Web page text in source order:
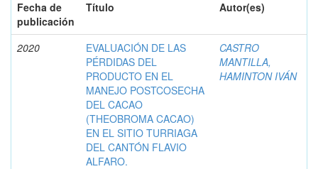
Fecha de
publicación
Título Autor(es)
2020
EVALUACIÓN DE LAS
PÉRDIDAS DEL
PRODUCTO EN EL
MANEJO POSTCOSECHA
DEL CACAO
(THEOBROMA CACAO)
EN EL SITIO TURRIAGA
DEL CANTÓN FLAVIO
ALFARO.
CASTRO
MANTILLA,
HAMINTON IVÁN